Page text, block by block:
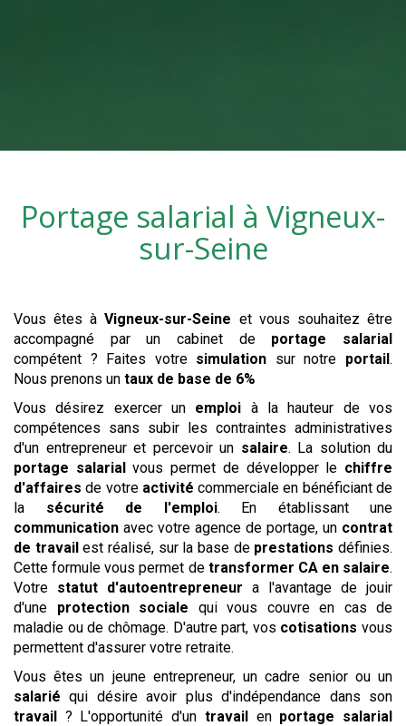
Portage salarial à Vigneux-
sur-Seine
Vous êtes àVigneux-sur-Seine et vous souhaitez être
accompagné par un cabinet de portage salarial
compétent ? Faites votre simulation sur notre portail.
Nous prenons un taux de base de 6%
Vous désirez exercer un emploi à la hauteur de vos
compétences sans subir les contraintes administratives
d'un entrepreneur et percevoir un salaire. La solution du
portage salarialvous permet de développer le chiffre
d'affaires de votre activitécommerciale en bénéficiant de
la sécurité de l'emploi. En établissant une
communication avec votre agence de portage, un contrat
de travailest réalisé, sur la base de prestations définies.
Cette formule vous permet de transformer CA en salaire.
Votre statut d'autoentrepreneur a l'avantage de jouir
d'une protection sociale qui vous couvre en cas de
maladie ou de chômage. D'autre part, vos cotisations vous
permettent d'assurer votre retraite.
Vous êtes un jeune entrepreneur, un cadre senior ou un
salarié qui désire avoir plus d'indépendance dans son
travail ? L'opportunité d'un travailen portage salarial